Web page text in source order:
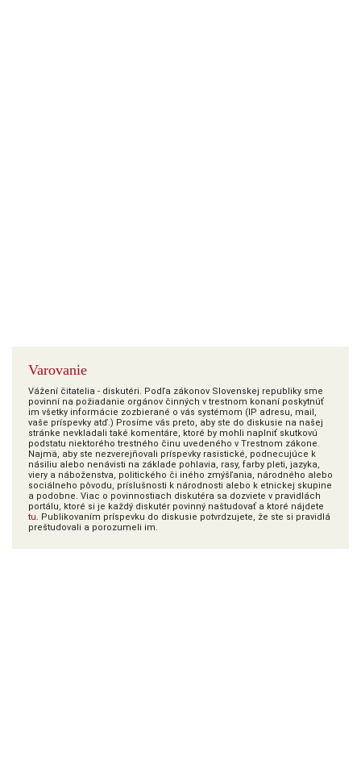
Varovanie
Vážení čitatelia - diskutéri. Podľa zákonov Slovenskej republiky sme
povinní na požiadanie orgánov činných v trestnom konaní poskytnúť
im všetky informácie zozbierané o vás systémom (IP adresu, mail,
vaše príspevky atď.) Prosíme vás preto, aby ste do diskusie na našej
stránke nevkladali také komentáre, ktoré by mohli naplniť skutkovú
podstatu niektorého trestného činu uvedeného v Trestnom zákone.
Najmä, aby ste nezverejňovali príspevky rasistické, podnecujúce k
násiliu alebo nenávisti na základe pohlavia, rasy, farby pleti, jazyka,
viery a náboženstva, politického či iného zmýšľania, národného alebo
sociálneho pôvodu, príslušnosti k národnosti alebo k etnickej skupine
a podobne. Viac o povinnostiach diskutéra sa dozviete v pravidlách
portálu, ktoré si je každý diskutér povinný naštudovať a ktoré nájdete
tu. Publikovaním príspevku do diskusie potvrdzujete, že ste si pravidlá
preštudovali a porozumeli im.